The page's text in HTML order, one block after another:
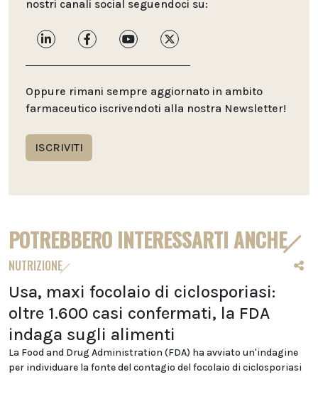
nostri canali social seguendoci su:
Oppure rimani sempre aggiornato in ambito
farmaceutico iscrivendoti alla nostra Newsletter!
ISCRIVITI
POTREBBERO INTERESSARTI ANCHE
NUTRIZIONE
Usa, maxi focolaio di ciclosporiasi:
oltre 1.600 casi confermati, la FDA
indaga sugli alimenti
La Food and Drug Administration (FDA) ha avviato un'indagine
per individuare la fonte del contagio del focolaio di ciclosporiasi